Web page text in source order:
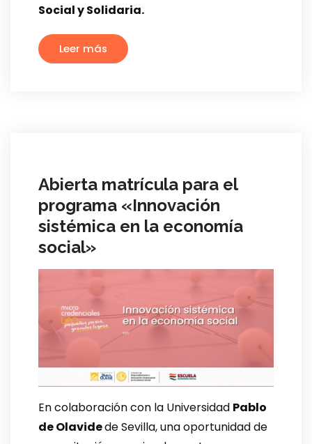
Social y Solidaria.
Leer más
Abierta matrícula para el
programa «Innovación
sistémica en la economía
social»
En colaboración con la Universidad Pablo
de Olavidede Sevilla, una oportunidad de